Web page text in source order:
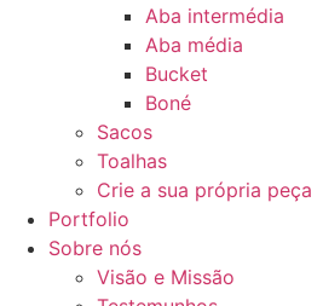
Aba intermédia
Aba média
Bucket
Boné
Sacos
Toalhas
Crie a sua própria peça
Portfolio
Sobre nós
Visão e Missão